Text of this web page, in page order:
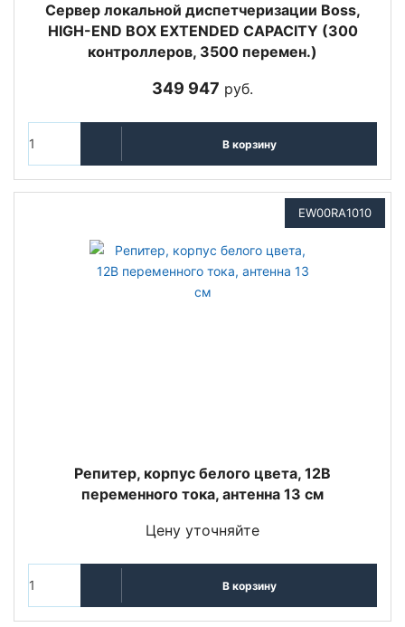
Cервер локальной диспетчеризации Boss,
HIGH-END BOX EXTENDED CAPACITY (300
контроллеров, 3500 перемен.)
349 947 руб.
В корзину
EW00RA1010
Репитер, корпус белого цвета, 12В
переменного тока, антенна 13 см
Цену уточняйте
В корзину